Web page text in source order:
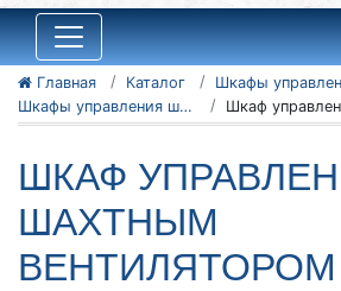
Главная Каталог
Шкафы
Шкафы управления шахтными вентиляторами
ШКАФ
ШАХТНЫМ
ВЕНТИЛЯТОРОМ